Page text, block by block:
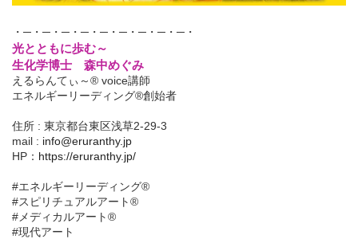
・─・─・─・─・─・─・─・─・─・
光とともに歩む～
生化学博士 森中めぐみ
えるらんてぃ～® voice講師
エネルギーリーディング®創始者
住所 : 東京都台東区浅草2-29-3
mail : info@eruranthy.jp
HP： https://eruranthy.jp/
#エネルギーリーディング®︎
#スピリチュアルアート®︎
#メディカルアート®︎
#現代アート